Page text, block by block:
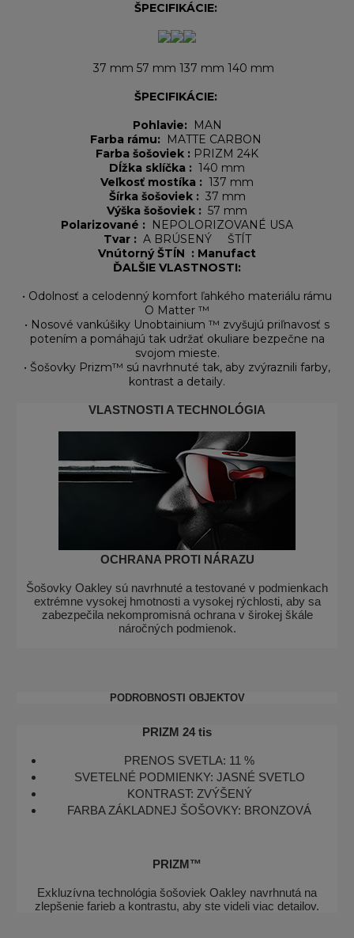
ŠPECIFIKÁCIE:
37 mm 57 mm 137 mm 140 mm
ŠPECIFIKÁCIE:
Pohlavie:
MAN
Farba rámu:
MATTE CARBON
Farba šošoviek : PRIZM 24K
Dĺžka sklíčka : 140 mm
Veľkosť mostíka : 137 mm
Šírka šošoviek : 37 mm
Výška šošoviek : 57 mm
Polarizované :
NEPOLORIZOVANÉ USA
Tvar : A BRÚSENÝ
ŠTÍT
Vnútorný ŠTÍN : Manufact
ĎALŠIE VLASTNOSTI:
• Odolnosť a celodenný komfort ľahkého materiálu rámu
O Matter ™
• Nosové vankúšiky Unobtainium ™ zvyšujú priľnavosť s
potením a pomáhajú tak udržať okuliare bezpečne na
svojom mieste.
• Šošovky Prizm™ sú navrhnuté tak, aby zvýraznili farby,
kontrast a detaily.
VLASTNOSTI A TECHNOLÓGIA
OCHRANA PROTI NÁRAZU
Šošovky Oakley sú navrhnuté a testované v podmienkach
extrémne vysokej hmotnosti a vysokej rýchlosti, aby sa
zabezpečila nekompromisná ochrana v širokej škále
náročných podmienok.
PODROBNOSTI OBJEKTOV
PRIZM 24 tis
PRENOS SVETLA: 11 %
SVETELNÉ PODMIENKY: JASNÉ SVETLO
KONTRAST: ZVÝŠENÝ
FARBA ZÁKLADNEJ ŠOŠOVKY: BRONZOVÁ
PRIZM™
Exkluzívna technológia šošoviek Oakley navrhnutá na
zlepšenie farieb a kontrastu, aby ste videli viac detailov.